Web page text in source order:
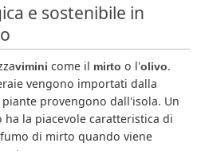
e sostenibile in
vimini come il mirto o l'olivo.
vengono importati dalla
provengono dall'isola. Un
la piacevole caratteristica di
di mirto quando viene